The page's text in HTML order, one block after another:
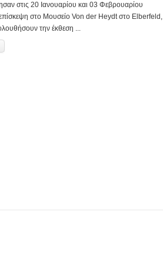
στις 20 Ιανουαρίου και 03 Φεβρουαρίου
επίσκεψη στο Μουσείο Von der Heydt στο Εlberfeld,
την έκθεση ...